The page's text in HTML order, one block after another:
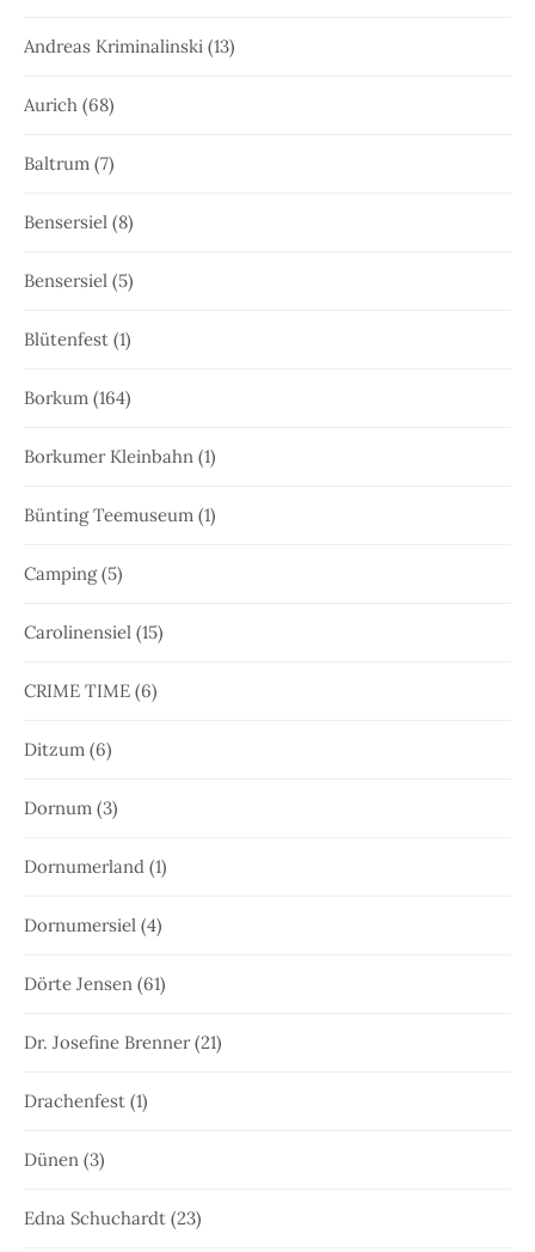
Andreas Kriminalinski (13)
Aurich (68)
Baltrum (7)
Bensersiel (8)
Bensersiel (5)
Blütenfest (1)
Borkum (164)
Borkumer Kleinbahn (1)
Bünting Teemuseum (1)
Camping(5)
Carolinensiel (15)
CRIME TIME (6)
Ditzum (6)
Dornum (3)
Dornumerland (1)
Dornumersiel (4)
Dörte Jensen (61)
Dr. Josefine Brenner(21)
Drachenfest (1)
Dünen (3)
Edna Schuchardt (23)